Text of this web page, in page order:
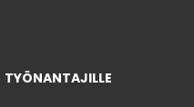
TYÖNANTAJILLE